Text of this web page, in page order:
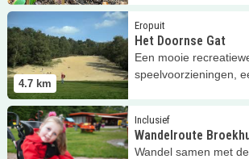
4.7 km
Eropuit
Het Doornse Gat
Een mooie
speelvoorzieningen,
Lees meer Het Doornse Gat
Inclusief
Wandelroute
Wandel samen met
Lees meer Wandelroute Broekhuizen